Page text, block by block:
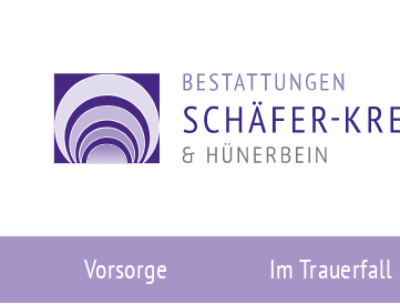
springen
Vorsorge Im Trauerfall